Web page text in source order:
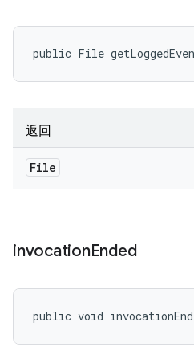
public File
返回
File
invocationEnded
public void